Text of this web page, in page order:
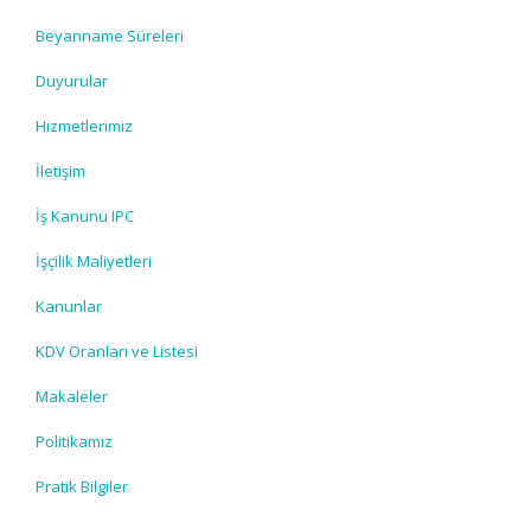
Beyanname Süreleri
Duyurular
Hizmetlerimiz
İletişim
İş Kanunu IPC
İşçilik Maliyetleri
Kanunlar
KDV Oranları ve Listesi
Makaleler
Politikamız
Pratik Bilgiler